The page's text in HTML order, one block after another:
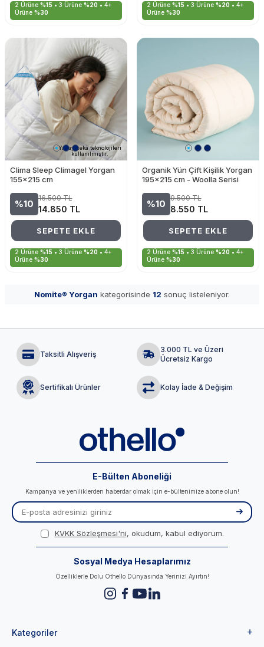
2 Ürüne %15 • 3 Ürüne %20 • 4+
Ürüne %30
2 Ürüne %15 • 3 Ürüne %20 • 4+
Ürüne %30
Yapay zekâ teknolojileri
kullanılmıştır.
Clima Sleep Climagel Yorgan
155x215 cm
%10
16.500TL
14.850 TL
SEPETE EKLE
2 Ürüne %15 • 3 Ürüne %20 • 4+
Ürüne %30
Organik Yün Çift Kişilik Yorgan
195x215 cm - Woolla Serisi
%10
9.500TL
8.550 TL
SEPETE EKLE
2 Ürüne %15 • 3 Ürüne %20 • 4+
Ürüne %30
Nomite® Yorgan kategorisinde 12 sonuç listeleniyor.
Taksitli Alışveriş
3.000 TL ve Üzeri
Ücretsiz Kargo
Sertifikalı Ürünler Kolay İade & Değişim
Kategoriler
E-Bülten Aboneliği
Kampanya ve yeniliklerden haberdar olmak için e-bültenimize abone olun!
KVKK Sözleşmesi'ni, okudum, kabul ediyorum.
Sosyal Medya Hesaplarımız
Özelliklerle Dolu Othello Dünyasında Yerinizi Ayırtın!